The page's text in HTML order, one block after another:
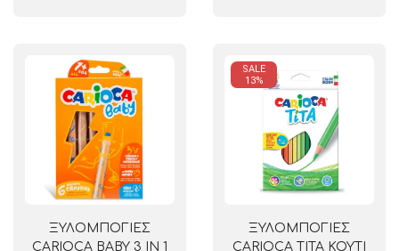
ΞΥΛΟΜΠΟΓΙΕΣ
CARIOCA BABY 3 IN 1
SALE
13%
ΞΥΛΟΜΠΟΓΙΕΣ
CARIOCA TITA ΚΟΥΤΙ